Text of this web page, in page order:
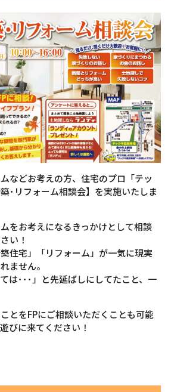
などお考えの方、住宅のプロ「テッ
･リフォーム相談会】を実施いたしま
をお考えになるきっかけとして相談
い！
住宅」「リフォーム」が一気に現実
ません。
は･･･」と先延ばしにしてたこと、一
とをFPにご相談いただくことも可能
びに来てください！